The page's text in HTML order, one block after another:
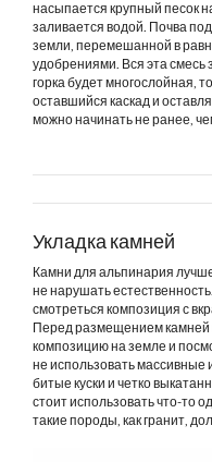
насыпается крупный песок
заливается водой. Почва
земли, перемешанной в
удобрениями. Вся эта
горка будет многослойная,
оставшийся каскад и
можно начинать не ранее,
Укладка камней
Камни для альпинария
не нарушать
смотреться композиция с
Перед размещением камней
композицию на земле и
не использовать
битые куски и четко
стоит использовать что-то
такие породы, как гранит,